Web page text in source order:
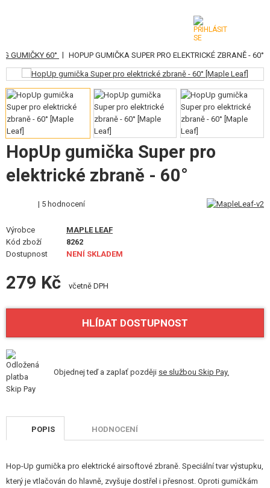
KATEGORIE
AIRSOFTOVÉ ZBRANĚ
VZDUCHOVÉ ZBRANĚ, PRAKY
GRANÁTOMETY, GRANÁTY
KULIČKY, PLYN
BRÝLE, MASKY
VÝSTROJ, UNIFORMY, POUZDRA
DOPLŇKY KE ZBRANÍM, POPRUHY
NÁHRADNÍ DÍLY, UPGRADE
SEBEOBRANA, VÝCVIK, NOŽE
TERČE, STŘELNICE
GUMIČKY 60° | HOPUP GUMIČKA SUPER PRO ELEKTRICKÉ ZBRANĚ - 60°
HopUp gumička Super pro
elektrické zbraně - 60°
| 5 hodnocení
Výrobce
MAPLE LEAF
Kód zboží
8262
Dostupnost
NENÍ SKLADEM
279 Kč včetně DPH
HLÍDAT DOSTUPNOST
Objednej teď a zaplať později se službou Skip Pay.
POPIS HODNOCENÍ
Hop-Up gumička pro elektrické airsoftové zbraně. Speciální tvar výstupku,
který je vtlačován do hlavně, zvyšuje dostřel i přesnost. Oproti gumičkám